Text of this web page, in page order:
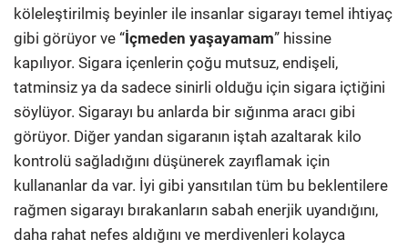
köleleştirilmiş beyinler ile insanlar sigarayı temel ihtiyaç
gibi görüyor ve “İçmeden yaşayamam” hissine
kapılıyor. Sigara içenlerin çoğu mutsuz, endişeli,
tatminsiz ya da sadece sinirli olduğu için sigara içtiğini
söylüyor. Sigarayı bu anlarda bir sığınma aracı gibi
görüyor. Diğer yandan sigaranın iştah azaltarak kilo
kontrolü sağladığını düşünerek zayıflamak için
kullananlar da var. İyi gibi yansıtılan tüm bu beklentilere
rağmen sigarayı bırakanların sabah enerjik uyandığını,
daha rahat nefes aldığını ve merdivenleri kolayca